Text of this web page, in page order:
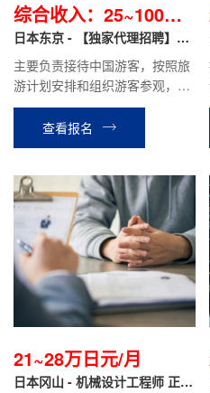
综合收入：25~100万
日元不等/月
日本东京 - 【独家代理招聘】导
游职
主要负责接待中国游客，按照旅
游计划安排和组织游客参观，游
览。介绍景点特色，管理游客的
交通，食宿等。协助处理游客在
旅途中遇到的问题。
查看报名
21~28万日元/月
日本冈山 - 机械设计工程师 正社